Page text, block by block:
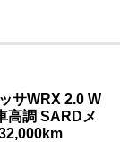
サWRX 2.0 W
高調 SARDメ